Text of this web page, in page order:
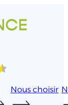
Nous choisir